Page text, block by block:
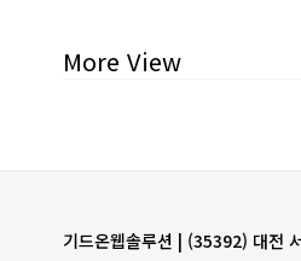
More View
기드온웹솔루션 | (35392) 대전